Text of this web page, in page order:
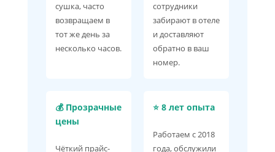
сушка, часто
возвращаем в
тот же день за
несколько часов.
сотрудники
забирают в отеле
и доставляют
обратно в ваш
номер.
💰 Прозрачные
цены
Чёткий прайс-
⭐ 8 лет опыта
Работаем с 2018
года, обслужили